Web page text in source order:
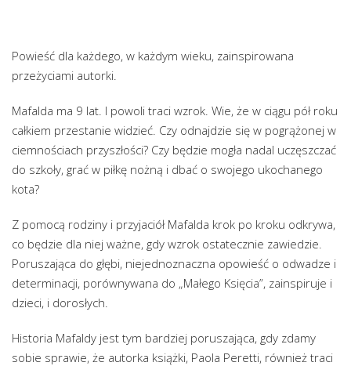
Powieść dla każdego, w każdym wieku, zainspirowana
przeżyciami autorki.
Mafalda ma 9 lat. I powoli traci wzrok. Wie, że w ciągu pół roku
całkiem przestanie widzieć. Czy odnajdzie się w pogrążonej w
ciemnościach przyszłości? Czy będzie mogła nadal uczęszczać
do szkoły, grać w piłkę nożną i dbać o swojego ukochanego
kota?
Z pomocą rodziny i przyjaciół Mafalda krok po kroku odkrywa,
co będzie dla niej ważne, gdy wzrok ostatecznie zawiedzie.
Poruszająca do głębi, niejednoznaczna opowieść o odwadze i
determinacji, porównywana do „Małego Księcia”, zainspiruje i
dzieci, i dorosłych.
Historia Mafaldy jest tym bardziej poruszająca, gdy zdamy
sobie sprawie, że autorka książki, Paola Peretti, również traci